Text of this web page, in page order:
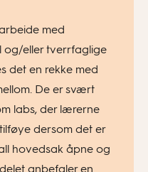
med
og/eller tverrfaglige
det en rekke med
De er svært
labs, der lærerne
dersom det er
hovedsak åpne og
anbefaler en